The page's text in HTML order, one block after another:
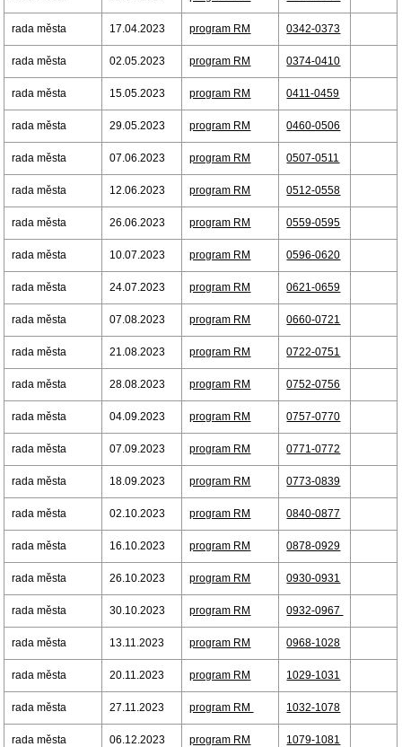
rada města 17.04.2023 program RM 0342-0373
rada města 02.05.2023 program RM 0374-0410
rada města 15.05.2023 program RM 0411-0459
rada města 29.05.2023 program RM 0460-0506
rada města 07.06.2023 program RM 0507-0511
rada města 12.06.2023 program RM 0512-0558
rada města 26.06.2023 program RM 0559-0595
rada města 10.07.2023 program RM 0596-0620
rada města 24.07.2023 program RM 0621-0659
rada města 07.08.2023 program RM 0660-0721
rada města 21.08.2023 program RM 0722-0751
rada města 28.08.2023 program RM 0752-0756
rada města 04.09.2023 program RM 0757-0770
rada města 07.09.2023 program RM 0771-0772
rada města 18.09.2023 program RM 0773-0839
rada města 02.10.2023 program RM 0840-0877
rada města 16.10.2023 program RM 0878-0929
rada města 26.10.2023 program RM 0930-0931
rada města 30.10.2023 program RM 0932-0967
rada města 13.11.2023 program RM 0968-1028
rada města 20.11.2023 program RM 1029-1031
rada města 27.11.2023 program RM 1032-1078
rada města 06.12.2023 program RM 1079-1081